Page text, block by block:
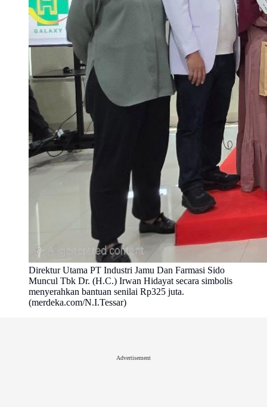
Direktur Utama PT Industri Jamu Dan Farmasi Sido
Muncul Tbk Dr. (H.C.) Irwan Hidayat secara simbolis
menyerahkan bantuan senilai Rp325 juta.
(merdeka.com/N.I.Tessar)
Advertisement